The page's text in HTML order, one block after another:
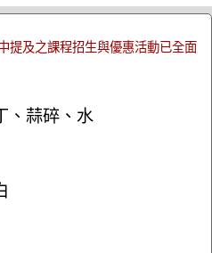
提及之課程招生與優惠活動已全面
、蒜碎、水